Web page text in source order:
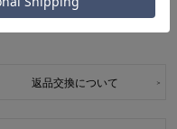
返品交換について